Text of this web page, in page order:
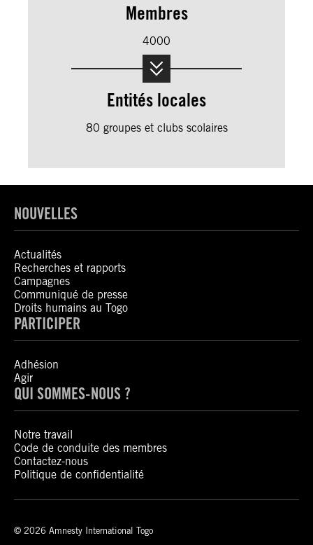
Membres
4000
Entités locales
80 groupes et clubs scolaires
NOUVELLES
Actualités
Recherches et rapports
Campagnes
Communiqué de presse
Droits humains au Togo
PARTICIPER
Adhésion
Agir
QUI SOMMES-NOUS ?
Notre travail
Code de conduite des membres
Contactez-nous
Politique de confidentialité
© 2026 Amnesty International Togo